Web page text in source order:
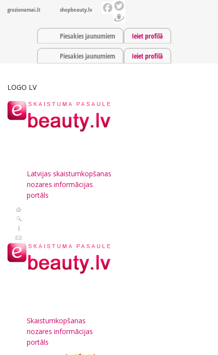
grozionamai.lt shopbeauty.lv
Piesakies jaunumiem Ieiet profilā
Piesakies jaunumiem Ieiet profilā
LOGO LV
Latvijas skaistumkopšanas
nozares informācijas
portāls
Skaistumkopšanas
nozares informācijas
portāls